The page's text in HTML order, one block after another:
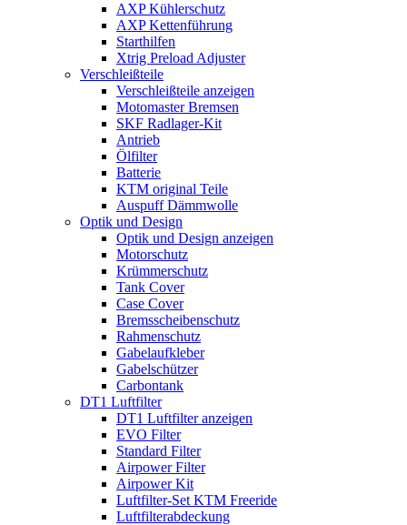
AXP Kühlerschutz
AXP Kettenführung
Starthilfen
Xtrig Preload Adjuster
Verschleißteile
Verschleißteile anzeigen
Motomaster Bremsen
SKF Radlager-Kit
Antrieb
Ölfilter
Batterie
KTM original Teile
Auspuff Dämmwolle
Optik und Design
Optik und Design anzeigen
Motorschutz
Krümmerschutz
Tank Cover
Case Cover
Bremsscheibenschutz
Rahmenschutz
Gabelaufkleber
Gabelschützer
Carbontank
DT1 Luftfilter
DT1 Luftfilter anzeigen
EVO Filter
Standard Filter
Airpower Filter
Airpower Kit
Luftfilter-Set KTM Freeride
Luftfilterabdeckung